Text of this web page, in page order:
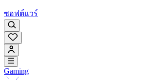
ซอฟต์แวร์
Gaming